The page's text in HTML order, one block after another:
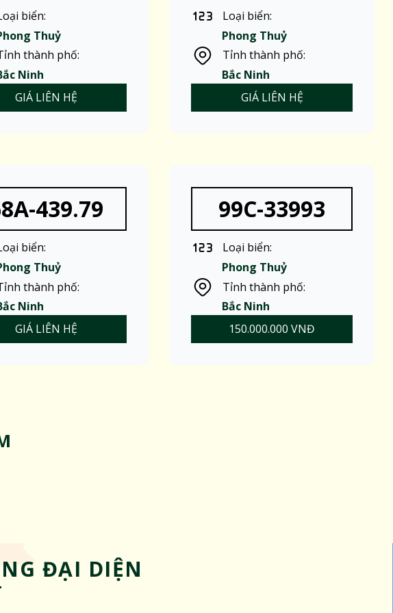
biển:
Thuỷ
thành phố:
Ninh
GIÁ LIÊN HỆ
Loại biển:
Phong Thuỷ
Tỉnh thành phố:
Bắc Ninh
GIÁ LIÊN HỆ
439.79
biển:
Thuỷ
thành phố:
Ninh
GIÁ LIÊN HỆ
99C-33993
Loại biển:
Phong Thuỷ
Tỉnh thành phố:
Bắc Ninh
150.000.000 VNĐ
ĐẠI DIỆN